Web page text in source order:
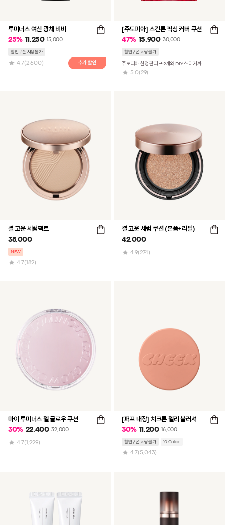
루미너스 여신 광채 비비
25% 11,250 15,000
할인쿠폰 사용불가
4.7 (2,600)
[주토피아] 스킨톤 픽싱 커버 쿠션
47% 15,900 30,000
할인쿠폰 사용불가
주토피아 한정판 퍼프2개와 DIY 스티커까지 증정!
5.0 (29)
결 고운 세럼팩트
38,000
NEW
4.7 (182)
결 고운 세럼 쿠션 (본품+리필)
42,000
4.9(274)
마이 루미너스 젤 글로우 쿠션
30% 22,400 32,000
4.7 (1,229)
[퍼프 내장] 치크톤 젤리 블러셔
30% 11,200 16,000
할인쿠폰 사용불가 10 Colors
4.7 (5,043)